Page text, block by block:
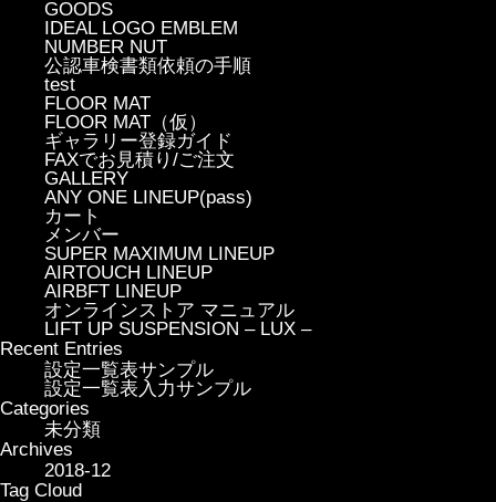
GOODS
IDEAL LOGO EMBLEM
NUMBER NUT
公認車検書類依頼の手順
test
FLOOR MAT
FLOOR MAT（仮）
ギャラリー登録ガイド
FAXでお見積り/ご注文
GALLERY
ANY ONE LINEUP(pass)
カート
メンバー
SUPER MAXIMUM LINEUP
AIRTOUCH LINEUP
AIRBFT LINEUP
オンラインストア マニュアル
LIFT UP SUSPENSION – LUX –
Recent Entries
設定一覧表サンプル
設定一覧表入力サンプル
Categories
未分類
Archives
2018-12
Tag Cloud